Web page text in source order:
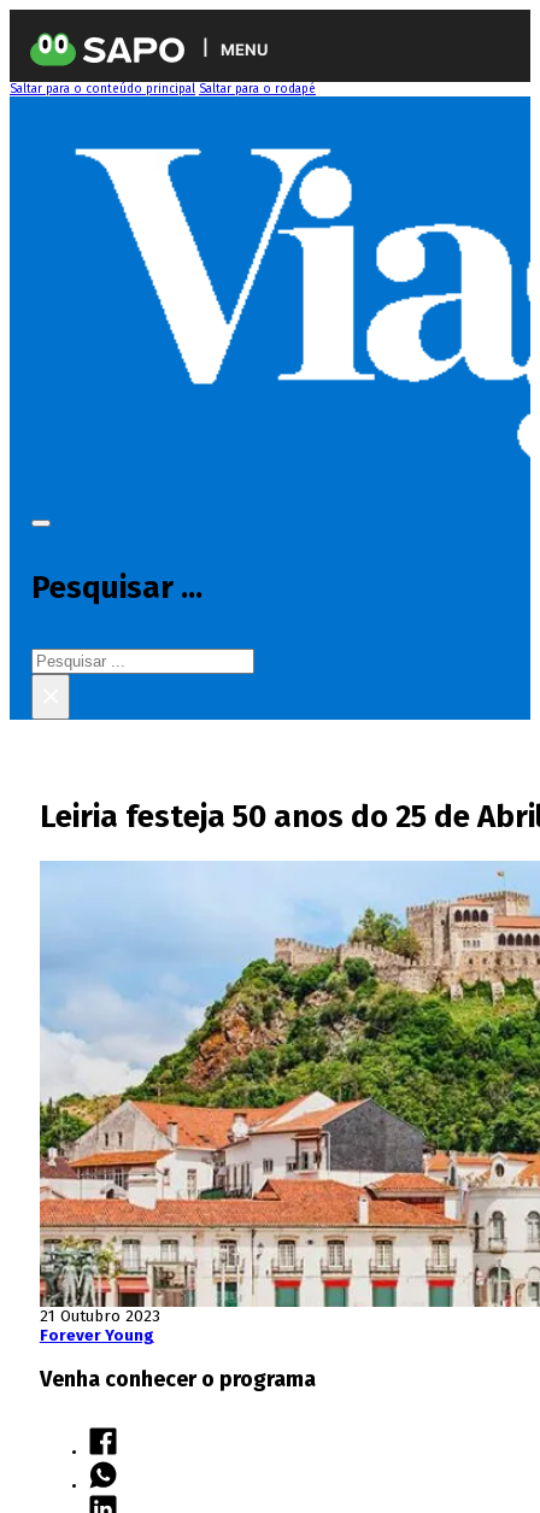
MENU
Saltar para o conteúdo principal Saltar para o rodapé
Pesquisar ...
Pesquisar
Leiria festeja 50 anos do 25 de
21 Outubro 2023
Forever Young
Venha conhecer o programa